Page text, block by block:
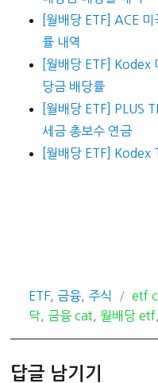
[월배당 ETF] ACE
률 내역
[월배당 ETF] Kodex
당금 배당률
[월배당 ETF] PLUS
세금 총보수 연금
[월배당 ETF] Kodex
카
테
ETF 금융 주식
태
그
etf
닥
금융 cat 월배당 etf
답글 남기기